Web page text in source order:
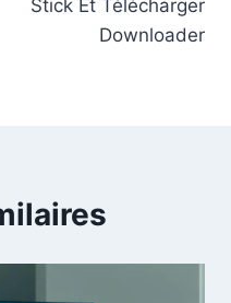
Stick Et Télécharger
Downloader